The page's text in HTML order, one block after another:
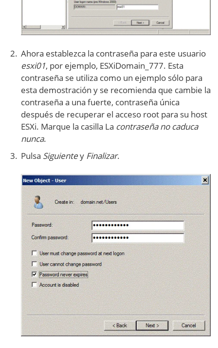
Ahora establezca la contraseña para este usuario
esxi01, por ejemplo, ESXiDomain_777. Esta
contraseña se utiliza como un ejemplo sólo para
esta demostración y se recomienda que cambie la
contraseña a una fuerte, contraseña única
después de recuperar el acceso root para su host
ESXi. Marque la casilla La contraseña no caduca
nunca.
Pulsa Siguientey Finalizar.